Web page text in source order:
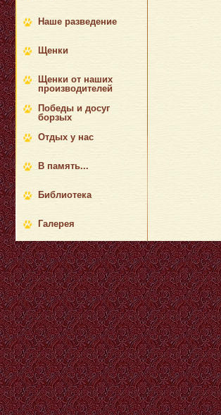
Наше разведение
Щенки
Щенки от наших
производителей
Победы и досуг
борзых
Отдых у нас
В память...
Библиотека
Галерея